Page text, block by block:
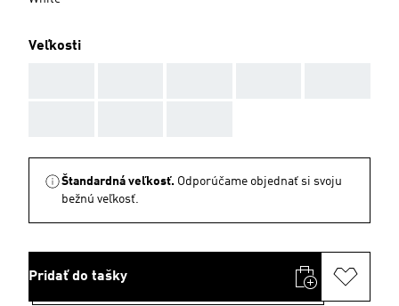
Veľkosti
Štandardná veľkosť. Odporúčame objednať si svoju
bežnú veľkosť.
Pridať do tašky